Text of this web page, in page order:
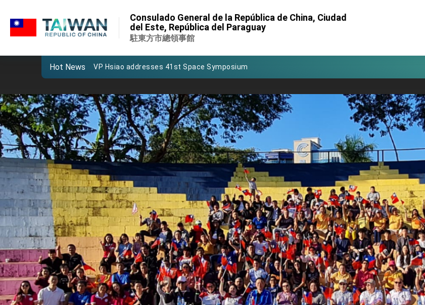
Consulado General de la República de China, Ciudad
del Este, República del Paraguay
駐東方市總領事館
Hot News
Taiwan government to open office in Arizona, advancing Taiwan-US exchanges and cooperation
VP Hsiao addresses 41st Space Symposium
President Lai’s remarks for Lunar New Year
President Lai interviewed by AFP
President Lai holds press conference on Taiwan- US Economic Prosperity Partnership Dialogue
FM Lin attends Taiwan Panorama exhibit at TIBE
President Lai meets US delegation led by Senator Ruben Gallego
MOFA, MODA team up to promote integrated diplomacy
EY details tariff negotiations with U.S.
FM Lin hosts ABAC representatives
MOFA poll shows widespread support for government diplomacy approach
President Lai delivers 2026 New Year’s Address